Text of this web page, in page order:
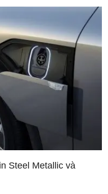
Steel Metallic và